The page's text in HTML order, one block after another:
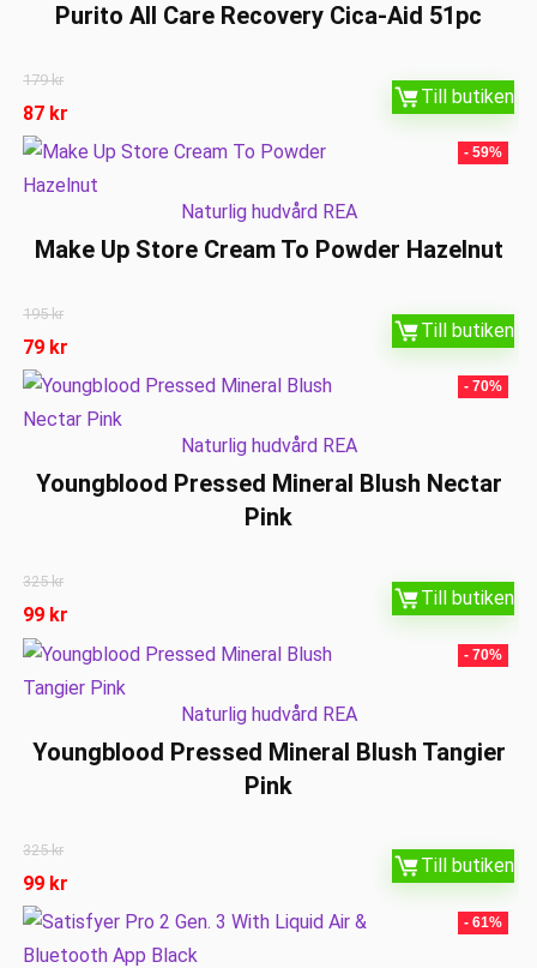
Purito All Care Recovery Cica-Aid 51pc
179kr
87 kr
Till butiken
- 59%
Naturlig hudvård REA
Make Up Store Cream To Powder Hazelnut
195kr
79 kr
Till butiken
- 70%
Naturlig hudvård REA
Youngblood Pressed Mineral Blush Nectar
Pink
325kr
99 kr
Till butiken
- 70%
Naturlig hudvård REA
Youngblood Pressed Mineral Blush Tangier
Pink
325kr
99 kr
Till butiken
- 61%